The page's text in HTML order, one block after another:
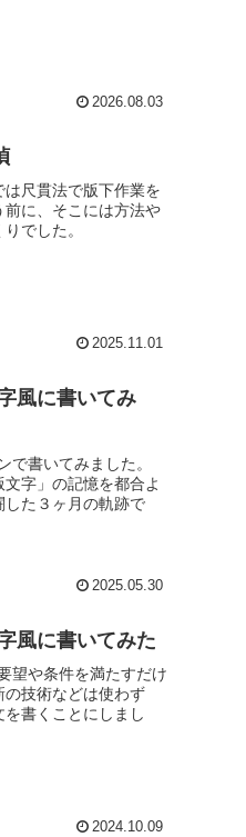
2026.08.03
は尺貫法で版下作業を
前に、そこには方法や
でした。
2025.11.01
風に書いてみ
で書いてみました。
字」の記憶を都合よ
した３ヶ月の軌跡で
2025.05.30
風に書いてみた
望や条件を満たすだけ
技術などは使わず
書くことにしまし
2024.10.09